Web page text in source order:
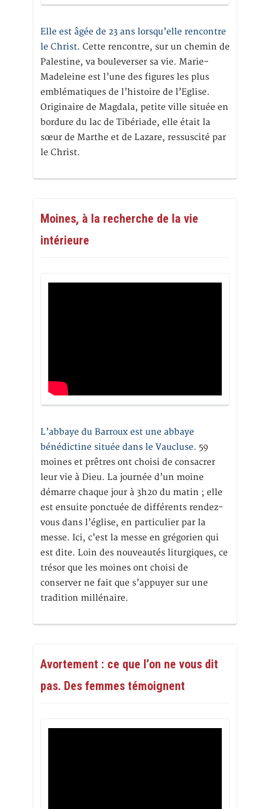
Elle est âgée de 23 ans lorsqu’elle rencontre
le Christ. Cette rencontre, sur un chemin de
Palestine, va bouleverser sa vie. Marie-
Madeleine est l’une des figures les plus
emblématiques de l’histoire de l’Eglise.
Originaire de Magdala, petite ville située en
bordure du lac de Tibériade, elle était la
sœur de Marthe et de Lazare, ressuscité par
le Christ.
Moines, à la recherche de la vie
intérieure
L’abbaye du Barroux est une abbaye
bénédictine située dans le Vaucluse. 59
moines et prêtres ont choisi de consacrer
leur vie à Dieu. La journée d’un moine
démarre chaque jour à 3h20 du matin ; elle
est ensuite ponctuée de différents rendez-
vous dans l’église, en particulier par la
messe. Ici, c’est la messe en grégorien qui
est dite. Loin des nouveautés liturgiques, ce
trésor que les moines ont choisi de
conserver ne fait que s’appuyer sur une
tradition millénaire.
Avortement : ce que l’on ne vous dit
pas. Des femmes témoignent